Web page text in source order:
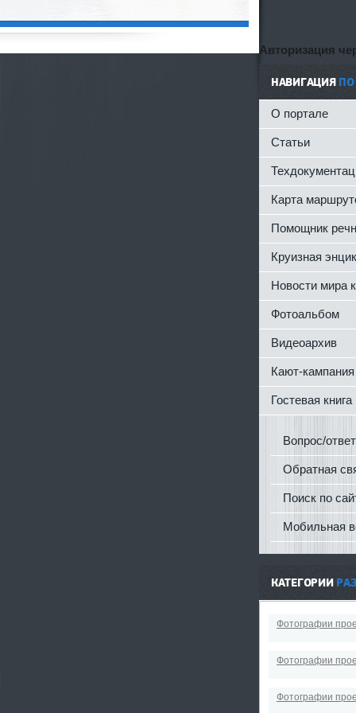
Авторизация
НАВИГАЦИЯ ПО
О портале
Статьи
Карта
Помощник
Круизная
Новости мира
Фотоальбом
Видеоархив
Кают-кампания
Гостевая книга
Вопрос/ответ
Обратная
Поиск по
Мобильная
КАТЕГОРИИ
Фотографии
Фотографии
Фотографии